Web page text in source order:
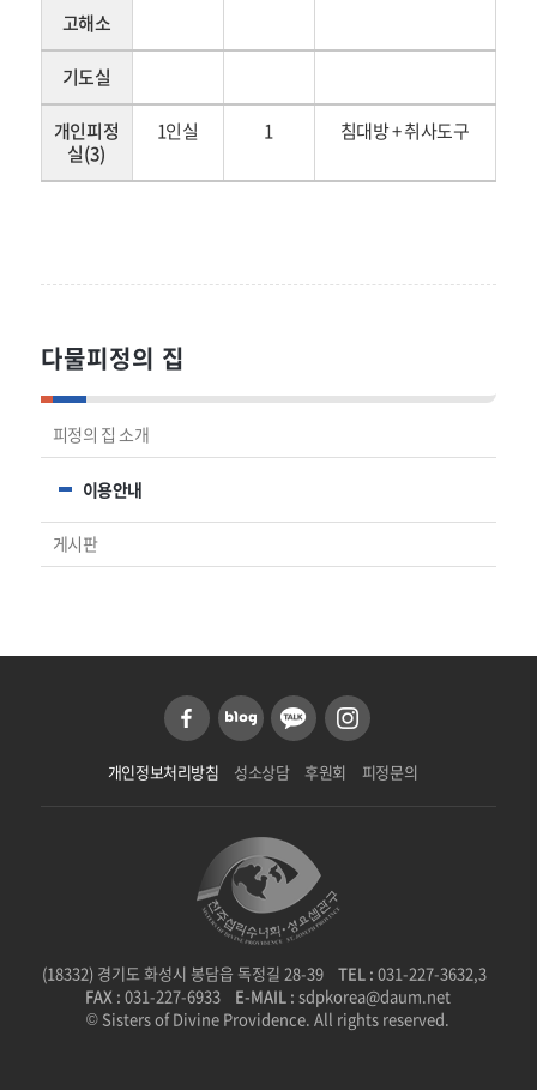
고해소
기도실
개인피정
실(3)
1인실 1 침대방 + 취사도구
다물피정의 집
피정의 집 소개
이용안내
게시판
개인정보처리방침 성소상담 후원회 피정문의
(18332) 경기도 화성시 봉담읍 독정길 28-39 TEL :031-227-3632,3
FAX :031-227-6933 E-MAIL : sdpkorea@daum.net
© Sisters of Divine Providence. All rights reserved.